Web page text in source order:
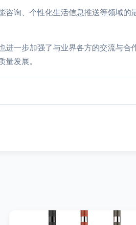
咨询、个性化生活信息推送等领域的
进一步加强了与业界各方的交流与合
发展。